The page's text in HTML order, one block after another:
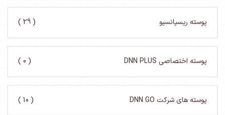
پوسته ریسپانسیو ( 29 )
پوسته اختصاصی DNN PLUS ( 0 )
پوسته های شرکت DNN GO ( 10 )